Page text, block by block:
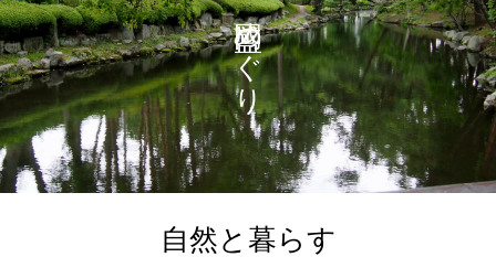
盛岡めぐり
自然と暮らす